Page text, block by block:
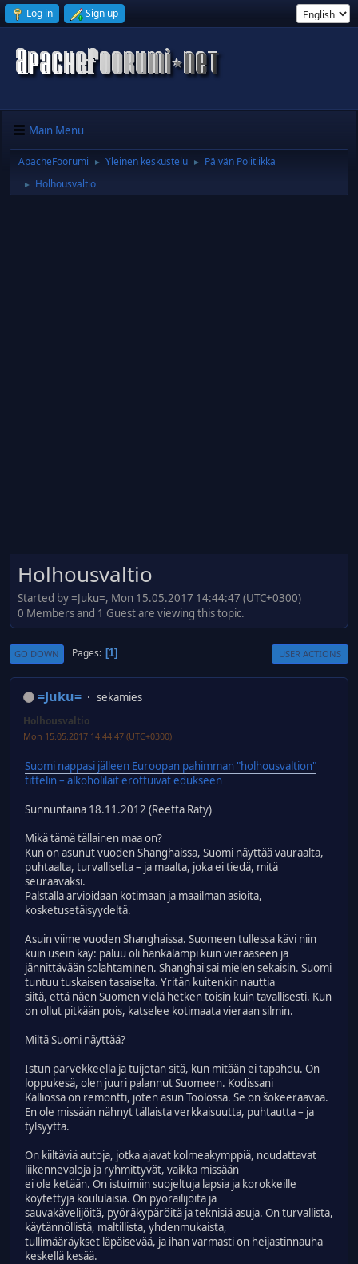
Log in Sign up
Main Menu
ApacheFoorumi ► Yleinen keskustelu ► Päivän Politiikka
► Holhousvaltio
Holhousvaltio
Started by =Juku=, Mon 15.05.2017 14:44:47 (UTC+0300)
0 Members and 1 Guest are viewing this topic.
GO DOWN Pages 1 USER ACTIONS
=Juku= sekamies
Holhousvaltio
Mon 15.05.2017 14:44:47 (UTC+0300)
Suomi nappasi jälleen Euroopan pahimman "holhousvaltion"
tittelin – alkoholilait erottuivat edukseen
Sunnuntaina 18.11.2012 (Reetta Räty)
Mikä tämä tällainen maa on?
Kun on asunut vuoden Shanghaissa, Suomi näyttää vauraalta,
puhtaalta, turvalliselta – ja maalta, joka ei tiedä, mitä
seuraavaksi.
Palstalla arvioidaan kotimaan ja maailman asioita,
kosketusetäisyydeltä.
Asuin viime vuoden Shanghaissa. Suomeen tullessa kävi niin
kuin usein käy: paluu oli hankalampi kuin vieraaseen ja
jännittävään solahtaminen. Shanghai sai mielen sekaisin. Suomi
tuntuu tuskaisen tasaiselta. Yritän kuitenkin nauttia
siitä, että näen Suomen vielä hetken toisin kuin tavallisesti. Kun
on ollut pitkään pois, katselee kotimaata vieraan silmin.
Miltä Suomi näyttää?
Istun parvekkeella ja tuijotan sitä, kun mitään ei tapahdu. On
loppukesä, olen juuri palannut Suomeen. Kodissani
Kalliossa on remontti, joten asun Töölössä. Se on šokeeraavaa.
En ole missään nähnyt tällaista verkkaisuutta, puhtautta – ja
tylsyyttä.
On kiiltäviä autoja, jotka ajavat kolmeakymppiä, noudattavat
liikennevaloja ja ryhmittyvät, vaikka missään
ei ole ketään. On istuimiin suojeltuja lapsia ja korokkeille
köytettyjä koululaisia. On pyöräilijöitä ja
sauvakävelijöitä, pyöräkypäröitä ja teknisiä asuja. On turvallista,
käytännöllistä, maltillista, yhdenmukaista,
tullimääräykset läpäisevää, ja ihan varmasti on heijastinnauha
keskellä kesää.